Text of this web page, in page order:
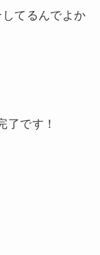
てるんでよか
了です！